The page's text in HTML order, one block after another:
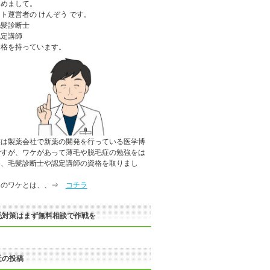
まして。
運営者の けんぞう です。
診断士
講師
を持っています。
製薬会社で新薬の開発を行っている医学博
が、ワケがあって薄毛や脱毛症の勉強をは
毛髪診断士や認定講師の資格を取りまし
ワケとは、、⇒ コチラ
対策はまず無料相談で作戦を
の投稿